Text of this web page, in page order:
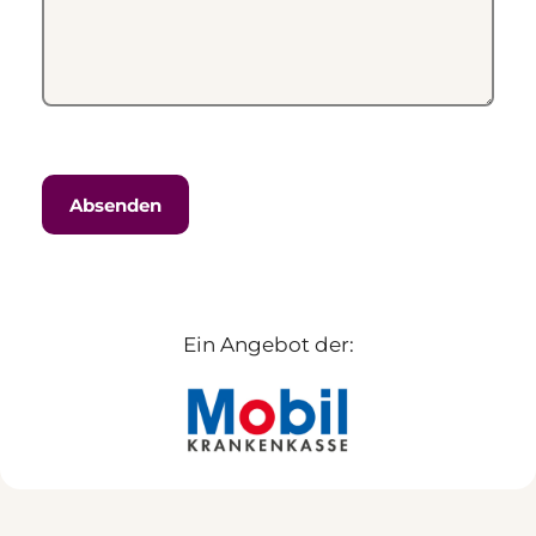
Ein Angebot der: